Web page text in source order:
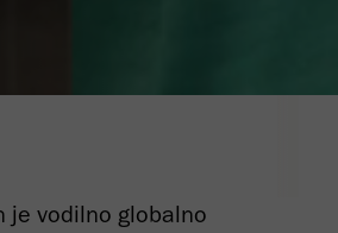
je vodilno globalno